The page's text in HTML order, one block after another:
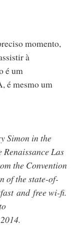
momento,
à
é um
é mesmo um
Simon in the
Renaissance Las
the Convention
of the state-of-
and free wi-fi.